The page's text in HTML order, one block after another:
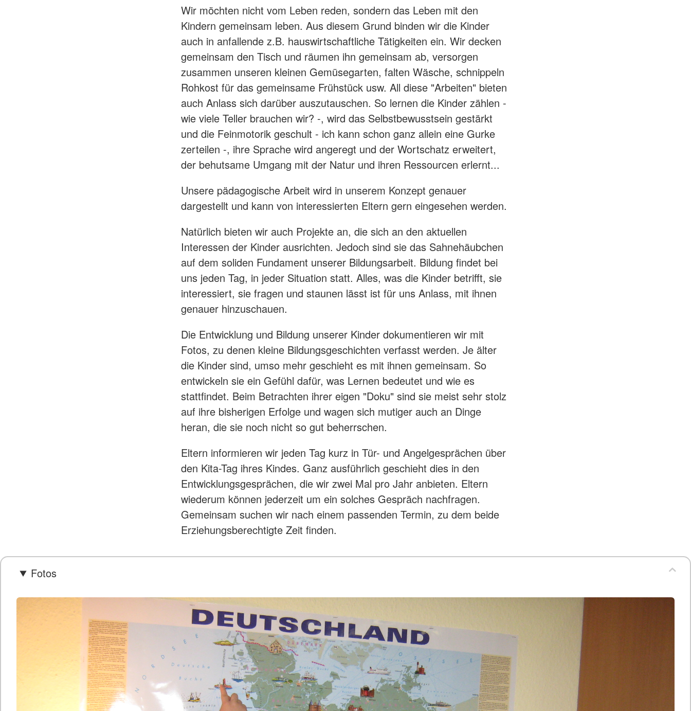
Wir möchten nicht vom Leben reden, sondern das Leben mit den
Kindern gemeinsam leben. Aus diesem Grund binden wir die Kinder
auch in anfallende z.B. hauswirtschaftliche Tätigkeiten ein. Wir decken
gemeinsam den Tisch und räumen ihn gemeinsam ab, versorgen
zusammen unseren kleinen Gemüsegarten, falten Wäsche, schnippeln
Rohkost für das gemeinsame Frühstück usw. All diese "Arbeiten" bieten
auch Anlass sich darüber auszutauschen. So lernen die Kinder zählen -
wie viele Teller brauchen wir? -, wird das Selbstbewusstsein gestärkt
und die Feinmotorik geschult - ich kann schon ganz allein eine Gurke
zerteilen -, ihre Sprache wird angeregt und der Wortschatz erweitert,
der behutsame Umgang mit der Natur und ihren Ressourcen erlernt...
Unsere pädagogische Arbeit wird in unserem Konzept genauer
dargestellt und kann von interessierten Eltern gern eingesehen werden.
Natürlich bieten wir auch Projekte an, die sich an den aktuellen
Interessen der Kinder ausrichten. Jedoch sind sie das Sahnehäubchen
auf dem soliden Fundament unserer Bildungsarbeit. Bildung findet bei
uns jeden Tag, in jeder Situation statt. Alles, was die Kinder betrifft, sie
interessiert, sie fragen und staunen lässt ist für uns Anlass, mit ihnen
genauer hinzuschauen.
Die Entwicklung und Bildung unserer Kinder dokumentieren wir mit
Fotos, zu denen kleine Bildungsgeschichten verfasst werden. Je älter
die Kinder sind, umso mehr geschieht es mit ihnen gemeinsam. So
entwickeln sie ein Gefühl dafür, was Lernen bedeutet und wie es
stattfindet. Beim Betrachten ihrer eigen "Doku" sind sie meist sehr stolz
auf ihre bisherigen Erfolge und wagen sich mutiger auch an Dinge
heran, die sie noch nicht so gut beherrschen.
Eltern informieren wir jeden Tag kurz in Tür- und Angelgesprächen über
den Kita-Tag ihres Kindes. Ganz ausführlich geschieht dies in den
Entwicklungsgesprächen, die wir zwei Mal pro Jahr anbieten. Eltern
wiederum können jederzeit um ein solches Gespräch nachfragen.
Gemeinsam suchen wir nach einem passenden Termin, zu dem beide
Erziehungsberechtigte Zeit finden.
Fotos